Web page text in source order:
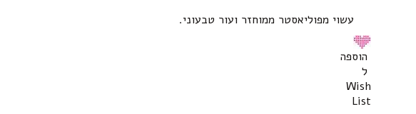
עשוי מפוליאסטר ממוחזר ועור טבעוני.
הוספה
ל
Wish
List